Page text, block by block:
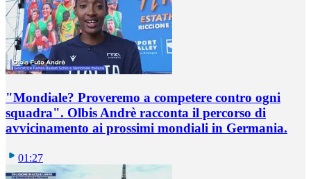
"Mondiale? Proveremo a competere contro ogni
squadra". Olbis Andrè racconta il percorso di
avvicinamento ai prossimi mondiali in Germania.
01:27